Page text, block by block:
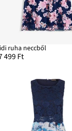
ruha neccből
499 Ft